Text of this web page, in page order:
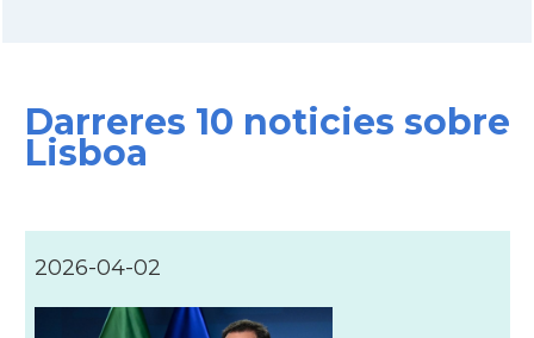
Darreres 10 noticies sobre
Lisboa
2026-04-02